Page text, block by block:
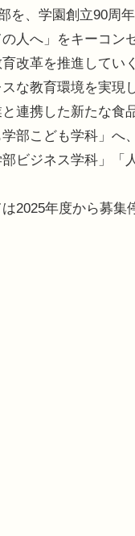
、学園創立90周
人へ」をキーコン
改革を推進してい
教育環境を実現
連携した新たな食
部こども学科」へ
ビジネス学科」「
年度から募集